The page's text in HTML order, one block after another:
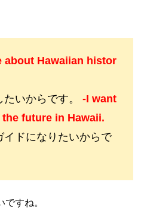
about Hawaiian histor
いからです。 -I want
future in Hawaii.
ドになりたいからで
すね。